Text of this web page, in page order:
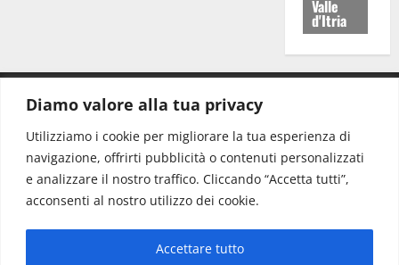
Diamo valore alla tua privacy
Utilizziamo i cookie per migliorare la tua esperienza di
navigazione, offrirti pubblicità o contenuti personalizzati
e analizzare il nostro traffico. Cliccando “Accetta tutti”,
acconsenti al nostro utilizzo dei cookie.
Accettare tutto
Valle
d'Itria
Redazione: redazione@www.martinasera.it
Direttore:direttore@www.martinasera.it
Info & Commerciale:info@www.martinasera.it